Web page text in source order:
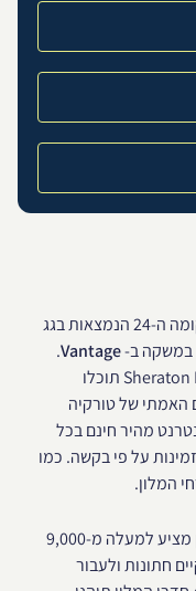
תוכלו לפתוח את היום בבריכות המלון בקומה ה-24 הנמצאות בגג
במשקה ב-Vantage
.
לאחר אימון ממריץ בחדר הכושר Sheraton Fitness תוכלו
האמתי של טורקיה
מהיר חינם בכל
על פי בקשה. כמו
המלון.
עבור מפגשים גדולים יותר בדובאי, המלון מציע למעלה מ-9,000
חתונות ולעבור